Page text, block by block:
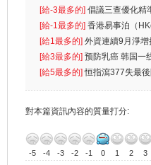
首位
[給-3最多的] 倡議三查優化精
生
[給-1最多的] 香港易事泊（
k）”项目
[給1最多的] 外資連續9月淨
[給3最多的] 预防乳癌 韩国一
[給5最多的]恒指瀉377失最
對本篇資訊內容的質量打分:
-5 -4 -3 -2 -1 0 1 2 3